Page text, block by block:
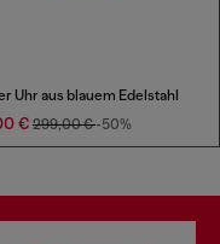
Uhr aus blauem Edelstahl
€ 299,00 €-50%